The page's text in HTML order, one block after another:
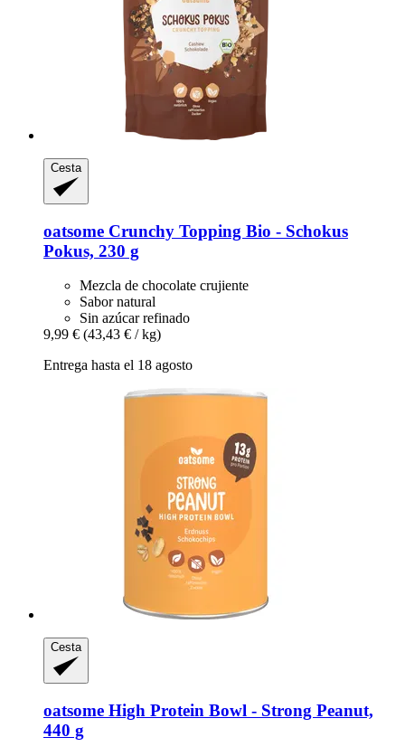
Cesta
oatsome Crunchy Topping Bio -​ Schokus
Pokus, 230 g
Mezcla de chocolate crujiente
Sabor natural
Sin azúcar refinado
9,99 € (43,43 € / kg)
Entrega hasta el 18 agosto
Cesta
oatsome High Protein Bowl -​ Strong Peanut,
440 g